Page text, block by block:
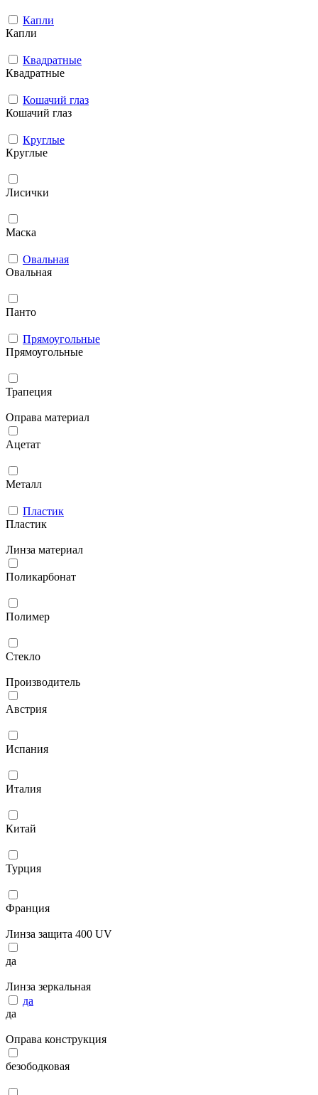
Капли
Капли
Квадратные
Квадратные
Кошачий глаз
Кошачий глаз
Круглые
Круглые
Лисички
Маска
Овальная
Овальная
Панто
Прямоугольные
Прямоугольные
Трапеция
Оправа материал
Ацетат
Металл
Пластик
Пластик
Линза материал
Поликарбонат
Полимер
Стекло
Производитель
Австрия
Испания
Италия
Китай
Турция
Франция
Линза защита 400 UV
да
Линза зеркальная
да
да
Оправа конструкция
безободковая